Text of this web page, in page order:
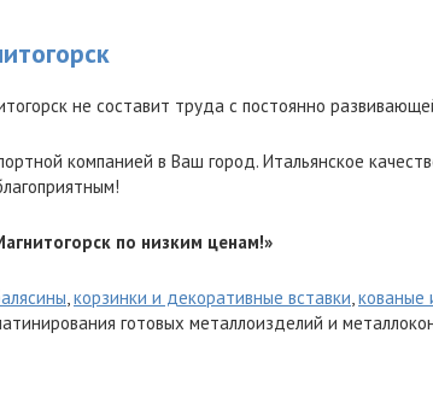
не составит труда с постоянно
компанией в Ваш город. Итальянское
по низким ценам!»
,корзинки и декоративные вставки,кованые
готовых металлоизделий и